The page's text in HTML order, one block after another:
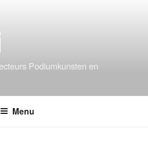
Podiumkunsten en
Menu